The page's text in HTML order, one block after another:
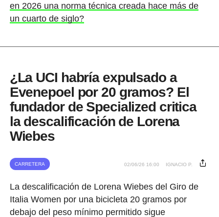
en 2026 una norma técnica creada hace más de
un cuarto de siglo?
¿La UCI habría expulsado a
Evenepoel por 20 gramos? El
fundador de Specialized critica
la descalificación de Lorena
Wiebes
CARRETERA 02/06/26 16:00 IGNACIO P.
La descalificación de Lorena Wiebes del Giro de
Italia Women por una bicicleta 20 gramos por
debajo del peso mínimo permitido sigue